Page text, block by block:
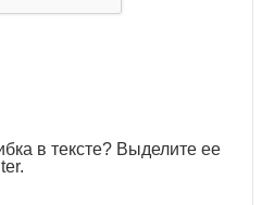
в тексте? Выделите ее